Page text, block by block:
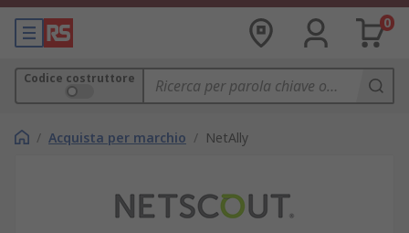
0
Codice costruttore
/ Acquista per marchio / NetAlly